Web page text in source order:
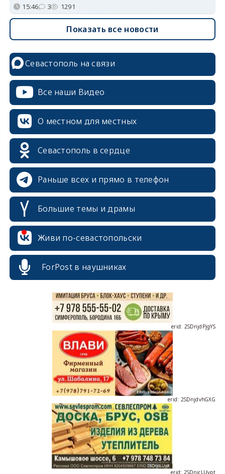
15:46 3 1291
Показать все новости
Севастополь на связи
Все наши Видео
О местном для местных
Севастополь в сердце
Раньше всех и прямо в телефон
Большие темы и драмы
Живи по-севастопольски
ForPost в наушниках
erid: 2SDnjcrDNw6
erid: 2SDnjdPjgYS
erid: 2SDnjdvhGXG